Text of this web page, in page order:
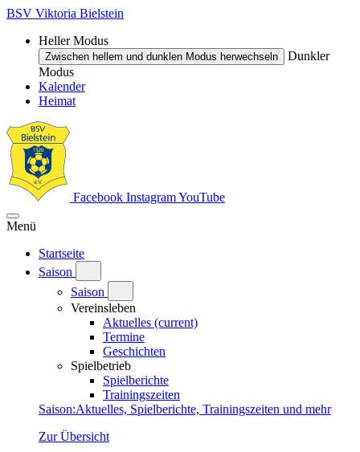
BSV Viktoria Bielstein
Heller Modus
Zwischen hellem und dunklen Modus herwechseln
Dunkler
Modus
Kalender
Heimat
Facebook InstagramYouTube
Menü
Startseite
Saison
Saison
Vereinsleben
Aktuelles (current)
Termine
Geschichten
Spielbetrieb
Spielberichte
Trainingszeiten
Saison:Aktuelles, Spielberichte, Trainingszeiten und mehr
Zur Übersicht